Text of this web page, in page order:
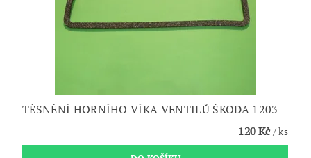
TĚSNĚNÍ HORNÍHO VÍKA VENTILŮ ŠKODA 1203
120 Kč/ ks